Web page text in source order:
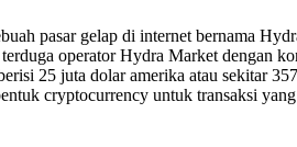
pasar gelap di internet bernama
operator Hydra Market dengan
25 juta dolar amerika atau sekitar
cryptocurrency untuk transaksi